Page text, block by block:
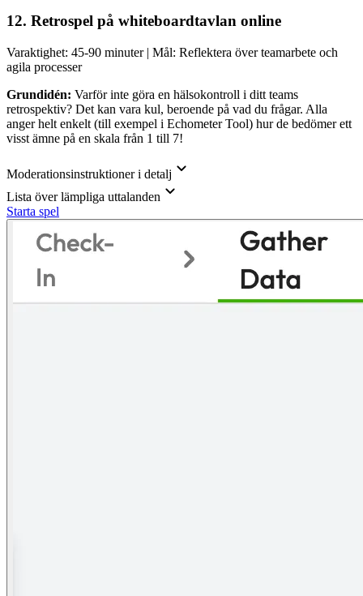
12. Retrospel på whiteboardtavlan online
Varaktighet: 45-90 minuter | Mål: Reflektera över teamarbete och
agila processer
Grundidén: Varför inte göra en hälsokontroll i ditt teams
retrospektiv? Det kan vara kul, beroende på vad du frågar. Alla
anger helt enkelt (till exempel i Echometer Tool) hur de bedömer ett
visst ämne på en skala från 1 till 7!
Moderationsinstruktioner i detalj
Lista över lämpliga uttalanden
Starta spel